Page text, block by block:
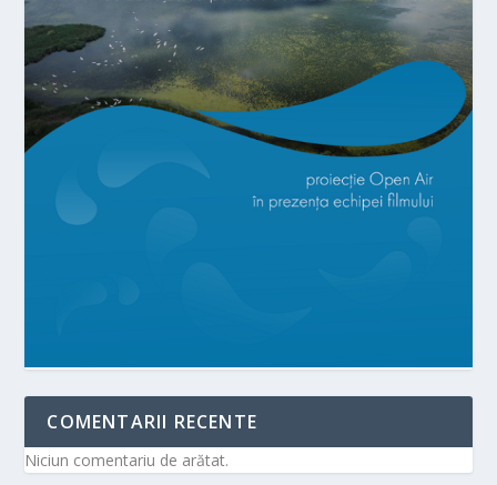
COMENTARII RECENTE
Niciun comentariu de arătat.